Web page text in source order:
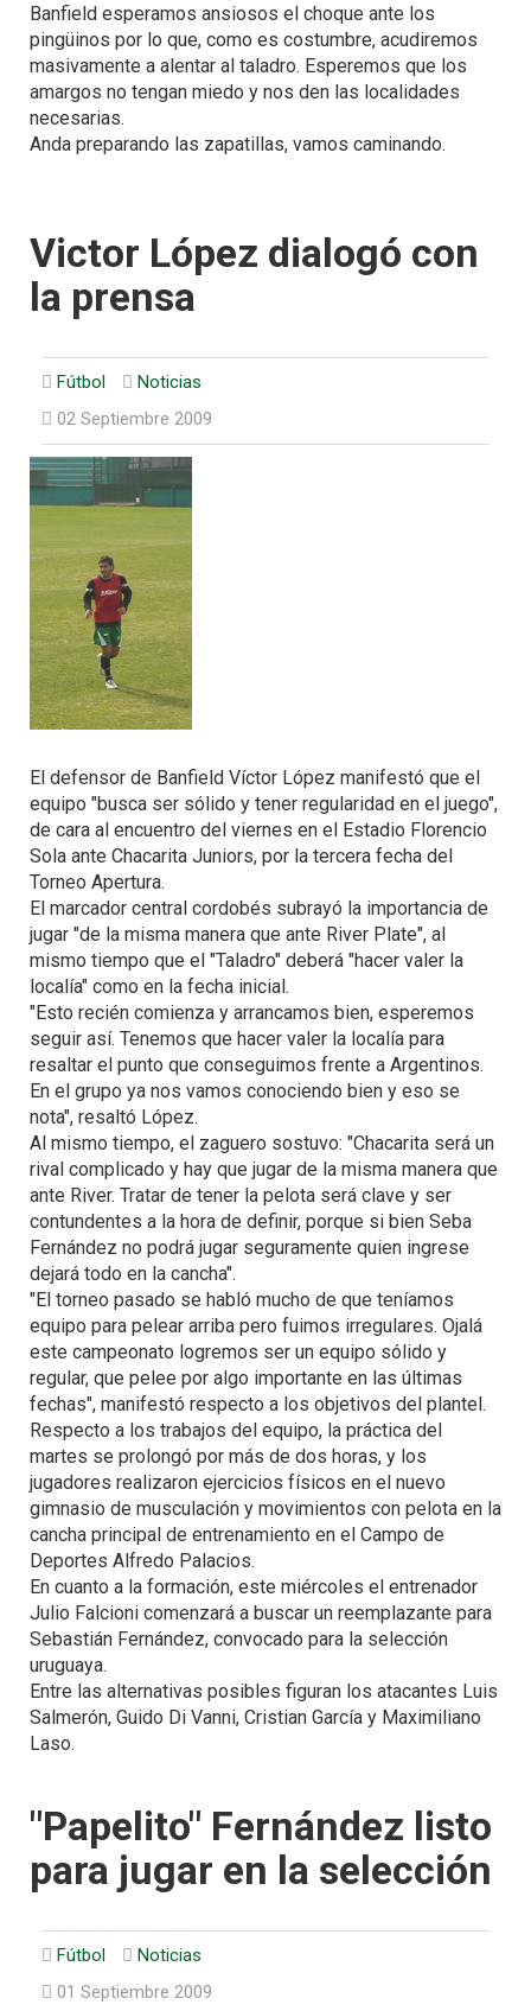
Banfield esperamos ansiosos el choque ante los
pingüinos por lo que, como es costumbre, acudiremos
masivamente a alentar al taladro. Esperemos que los
amargos no tengan miedo y nos den las localidades
necesarias.
Anda preparando las zapatillas, vamos caminando.
Victor López dialogó con
la prensa
Fútbol
Noticias
02 Septiembre 2009
El defensor de Banfield Víctor López manifestó que el
equipo "busca ser sólido y tener regularidad en el juego",
de cara al encuentro del viernes en el Estadio Florencio
Sola ante Chacarita Juniors, por la tercera fecha del
Torneo Apertura.
El marcador central cordobés subrayó la importancia de
jugar "de la misma manera que ante River Plate", al
mismo tiempo que el "Taladro" deberá "hacer valer la
localía" como en la fecha inicial.
"Esto recién comienza y arrancamos bien, esperemos
seguir así. Tenemos que hacer valer la localía para
resaltar el punto que conseguimos frente a Argentinos.
En el grupo ya nos vamos conociendo bien y eso se
nota", resaltó López.
Al mismo tiempo, el zaguero sostuvo: "Chacarita será un
rival complicado y hay que jugar de la misma manera que
ante River. Tratar de tener la pelota será clave y ser
contundentes a la hora de definir, porque si bien Seba
Fernández no podrá jugar seguramente quien ingrese
dejará todo en la cancha".
"El torneo pasado se habló mucho de que teníamos
equipo para pelear arriba pero fuimos irregulares. Ojalá
este campeonato logremos ser un equipo sólido y
regular, que pelee por algo importante en las últimas
fechas", manifestó respecto a los objetivos del plantel.
Respecto a los trabajos del equipo, la práctica del
martes se prolongó por más de dos horas, y los
jugadores realizaron ejercicios físicos en el nuevo
gimnasio de musculación y movimientos con pelota en la
cancha principal de entrenamiento en el Campo de
Deportes Alfredo Palacios.
En cuanto a la formación, este miércoles el entrenador
Julio Falcioni comenzará a buscar un reemplazante para
Sebastián Fernández, convocado para la selección
uruguaya.
Entre las alternativas posibles figuran los atacantes Luis
Salmerón, Guido Di Vanni, Cristian García y Maximiliano
Laso.
"Papelito" Fernández listo
para jugar en la selección
Fútbol
Noticias
01 Septiembre 2009